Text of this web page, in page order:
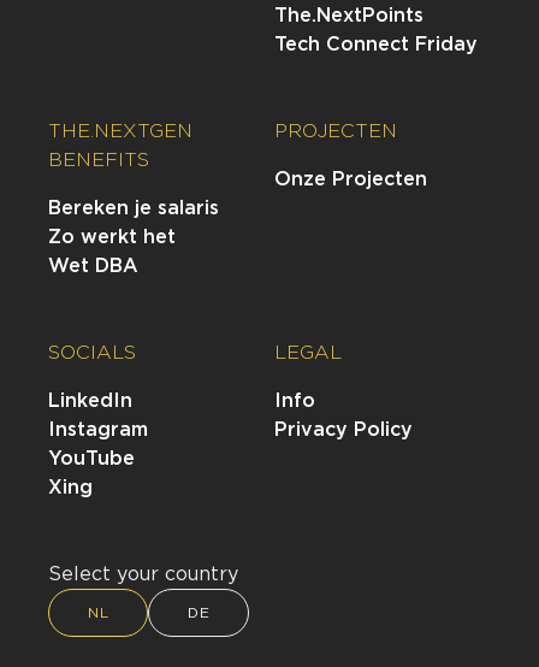
The.NextPoints
Tech Connect Friday
THE.NEXTGEN
BENEFITS
Bereken je salaris
Zo werkt het
Wet DBA
PROJECTEN
Onze Projecten
SOCIALS
LinkedIn
Instagram
YouTube
Xing
LEGAL
Info
Privacy Policy
Select your country
NL DE